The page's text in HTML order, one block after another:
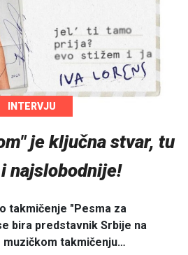
INTERVJU
je ključna stvar, tu
najslobodnije!
takmičenje "Pesma za
bira predstavnik Srbije na
takmičenju…